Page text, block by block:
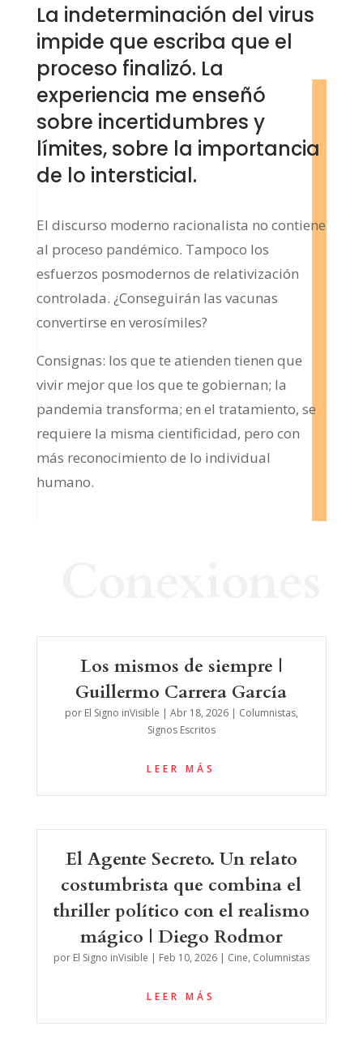
La indeterminación del virus
impide que escriba que el
proceso finalizó. La
experiencia me enseñó
sobre incertidumbres y
límites, sobre la importancia
de lo intersticial.
El discurso moderno racionalista no contiene
al proceso pandémico. Tampoco los
esfuerzos posmodernos de relativización
controlada. ¿Conseguirán las vacunas
convertirse en verosímiles?
Consignas: los que te atienden tienen que
vivir mejor que los que te gobiernan; la
pandemia transforma; en el tratamiento, se
requiere la misma cientificidad, pero con
más reconocimiento de lo individual
humano.
Los mismos de siempre |
Guillermo Carrera García
por El Signo inVisible | Abr 18, 2026| Columnistas,
Signos Escritos
LEER MÁS
El Agente Secreto. Un relato
costumbrista que combina el
thriller político con el realismo
mágico | Diego Rodmor
por El Signo inVisible | Feb 10, 2026| Cine, Columnistas
LEER MÁS